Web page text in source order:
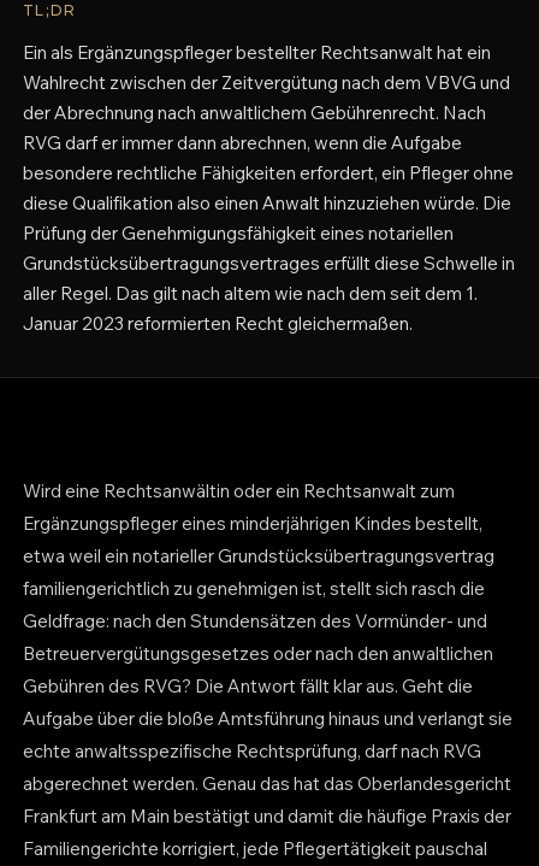
TL;DR
Ein als Ergänzungspfleger bestellter Rechtsanwalt hat ein
Wahlrecht zwischen der Zeitvergütung nach dem VBVG und
der Abrechnung nach anwaltlichem Gebührenrecht. Nach
RVG darf er immer dann abrechnen, wenn die Aufgabe
besondere rechtliche Fähigkeiten erfordert, ein Pfleger ohne
diese Qualifikation also einen Anwalt hinzuziehen würde. Die
Prüfung der Genehmigungsfähigkeit eines notariellen
Grundstücksübertragungsvertrages erfüllt diese Schwelle in
aller Regel. Das gilt nach altem wie nach dem seit dem 1.
Januar 2023 reformierten Recht gleichermaßen.
Wird eine Rechtsanwältin oder ein Rechtsanwalt zum
Ergänzungspfleger eines minderjährigen Kindes bestellt,
etwa weil ein notarieller Grundstücksübertragungsvertrag
familiengerichtlich zu genehmigen ist, stellt sich rasch die
Geldfrage: nach den Stundensätzen des Vormünder- und
Betreuervergütungsgesetzes oder nach den anwaltlichen
Gebühren des RVG? Die Antwort fällt klar aus. Geht die
Aufgabe über die bloße Amtsführung hinaus und verlangt sie
echte anwaltsspezifische Rechtsprüfung, darf nach RVG
abgerechnet werden. Genau das hat das Oberlandesgericht
Frankfurt am Main bestätigt und damit die häufige Praxis der
Familiengerichte korrigiert, jede Pflegertätigkeit pauschal